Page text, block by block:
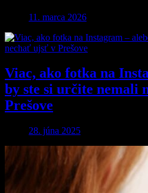
11. marca 2026
Viac, ako fotka na
by ste si určite nemali
Prešove
28. júna 2025